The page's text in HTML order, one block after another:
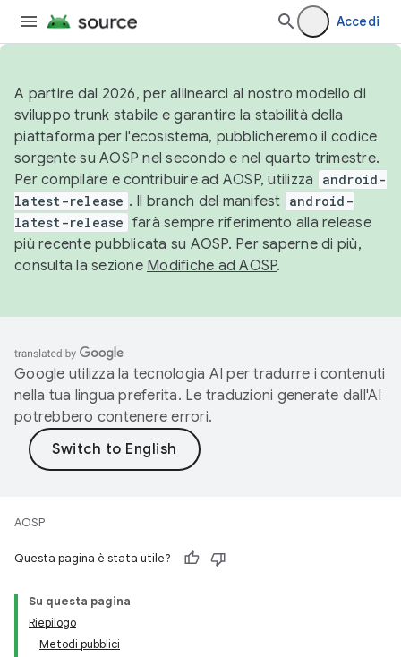
Accedi
A partire dal 2026, per allinearci al nostro modello di
sviluppo trunk stabile e garantire la stabilità della
piattaforma per l'ecosistema, pubblicheremo il codice
sorgente su AOSP nel secondo e nel quarto trimestre.
Per compilare e contribuire ad AOSP, utilizza
android-
latest-release . Il branch del manifest android-
latest-release farà sempre riferimento alla release
più recente pubblicata su AOSP. Per saperne di più,
consulta la sezione Modifiche ad AOSP.
Google utilizza la tecnologia AI per tradurre i contenuti
nella tua lingua preferita. Le traduzioni generate dall'AI
potrebbero contenere errori.
AOSP
Questa pagina è stata utile?
Su questa pagina
Riepilogo
Metodi pubblici